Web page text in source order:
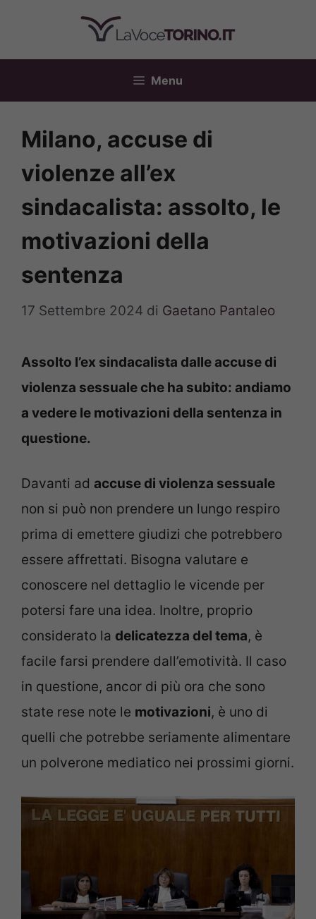
contenuto
Menu
Milano, accuse di
violenze all’ex
sindacalista: assolto, le
motivazioni della
sentenza
17 Settembre 2024 di Gaetano Pantaleo
Assolto l’ex sindacalista dalle accuse di
violenza sessuale che ha subito: andiamo
a vedere le motivazioni della sentenza in
questione.
Davanti ad accuse di violenza sessuale
non si può non prendere un lungo respiro
prima di emettere giudizi che potrebbero
essere affrettati. Bisogna valutare e
conoscere nel dettaglio le vicende per
potersi fare una idea. Inoltre, proprio
considerato la delicatezza del tema, è
facile farsi prendere dall’emotività. Il caso
in questione, ancor di più ora che sono
state rese note le motivazioni, è uno di
quelli che potrebbe seriamente alimentare
un polverone mediatico nei prossimi giorni.